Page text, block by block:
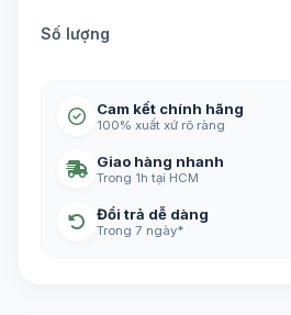
Số lượng
Cam kết chính hãng
100% xuất xứ rõ ràng
Giao hàng nhanh
Trong 1h tại HCM
Đổi trả dễ dàng
Trong 7 ngày*